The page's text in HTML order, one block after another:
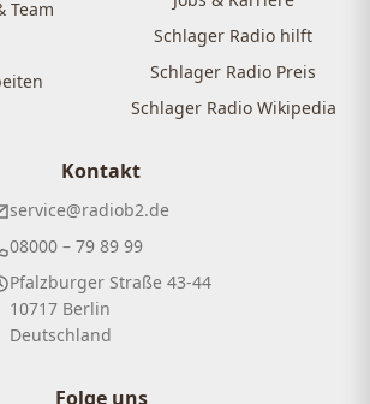
Team
Schlager Radio hilft
Schlager Radio Preis
Schlager Radio Wikipedia
Kontakt
service@radiob2.de
08000 – 79 89 99
Pfalzburger Straße 43-44
10717 Berlin
Deutschland
Folge uns